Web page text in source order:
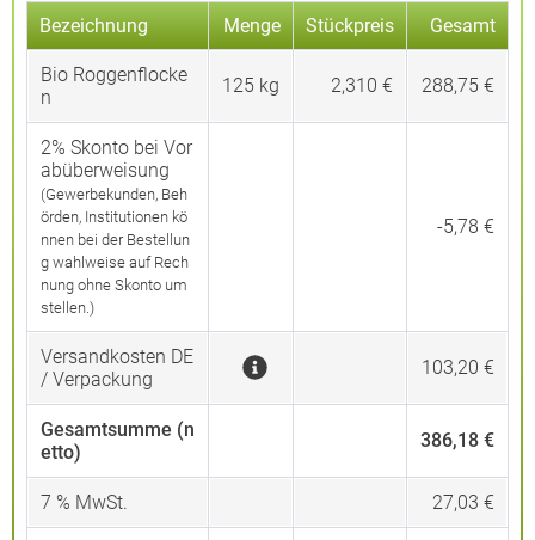
Bezeichnung Menge Stückpreis Gesamt
Bio Roggenflocke
n
125 kg 2,310 € 288,75 €
2% Skonto bei Vor
abüberweisung
(Gewerbekunden, Beh
örden, Institutionen kö
nnen bei der Bestellun
g wahlweise auf Rech
nung ohne Skonto um
stellen.)
-5,78 €
Versandkosten DE
/ Verpackung
103,20 €
Gesamtsumme (n
etto)
386,18 €
7 % MwSt. 27,03 €